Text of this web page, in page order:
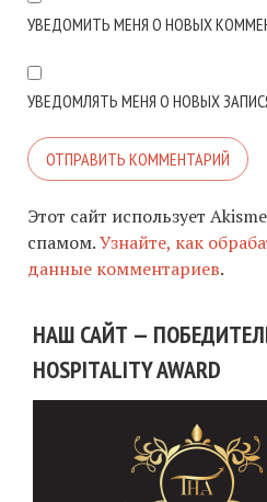
УВЕДОМИТЬ МЕНЯ О НОВЫХ
УВЕДОМЛЯТЬ МЕНЯ О НОВЫХ
Этот сайт использует
спамом.Узнайте, как
данные комментариев.
НАШ САЙТ — ПОБЕДИТЕЛЬ
HOSPITALITY AWARD